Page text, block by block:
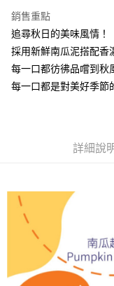
臺灣中小企業銀行
匯豐（台灣）商業銀行
聯邦商業銀行
元大商業銀行
玉山商業銀行
ATM付款
運送方式
冷凍宅配
每筆NT$129，滿
銷售重點
追尋秋日的美味風情！
採用新鮮南瓜泥搭配香
每一口都彷彿品嚐到秋
每一口都是對美好季節
詳細說